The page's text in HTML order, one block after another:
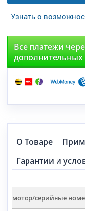
Узнать о
Все платежи
О Товаре
Гарантии и
мотор/серийные